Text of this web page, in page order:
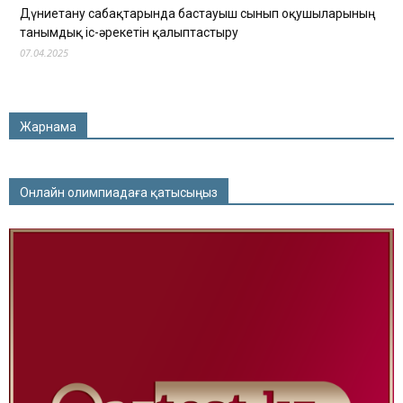
Дүниетану сабақтарында бастауыш сынып оқушыларының
танымдық іс-әрекетін қалыптастыру
07.04.2025
Жарнама
Онлайн олимпиадаға қатысыңыз